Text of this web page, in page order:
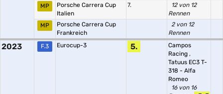
MP
Porsche Carrera Cup
Italien
7.
12 von 12
Rennen
MP
Porsche Carrera Cup
Frankreich
2 von 12
Rennen
2023 F.3 Eurocup-3 5.
Campos
Racing ,
Tatuus EC3 T-
318 - Alfa
Romeo
16 von 16